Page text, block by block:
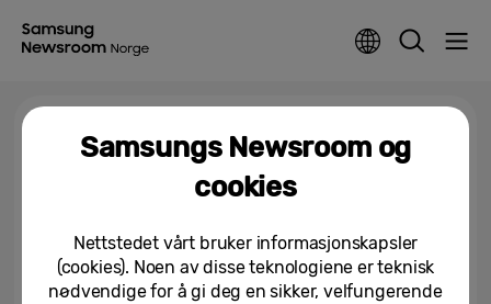
Tag >One UI Beta Program
Første skritt mot en ordentlig AI-
17/12/2024
Samsungs Newsroom og
cookies
Nettstedet vårt bruker informasjonskapsler
(cookies). Noen av disse teknologiene er teknisk
nødvendige for å gi deg en sikker, velfungerende